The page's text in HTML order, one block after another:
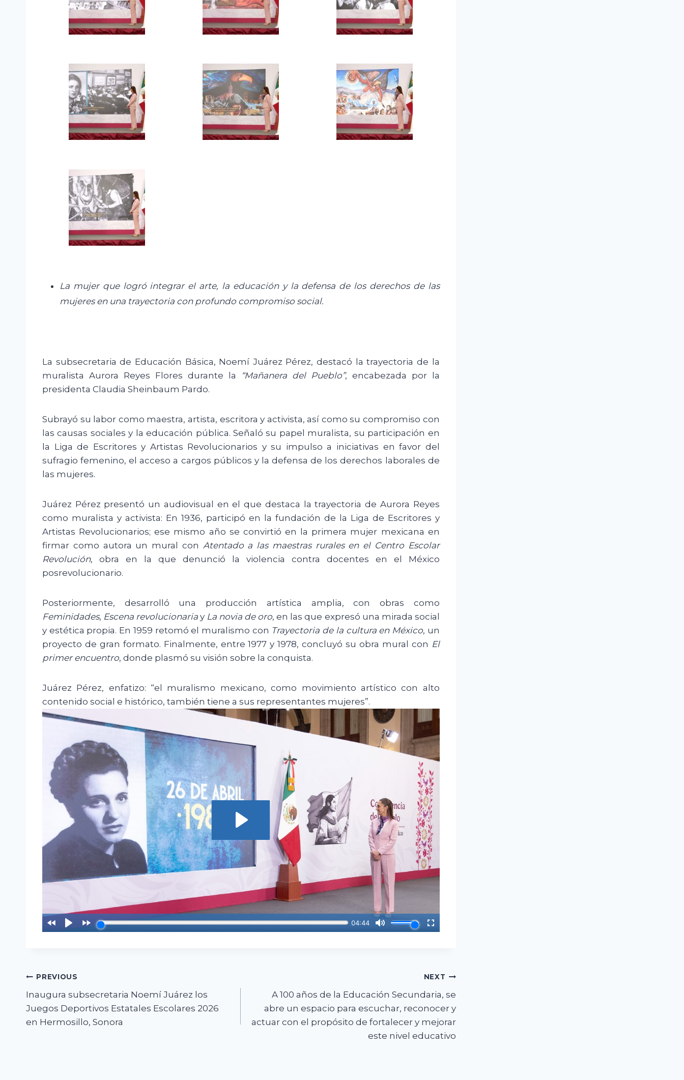
La mujer que logró integrar el arte, la educación y la defensa de los derechos de las
mujeres en una trayectoria con profundo compromiso social.
La subsecretaria de Educación Básica, Noemí Juárez Pérez, destacó la trayectoria de la
muralista Aurora Reyes Flores durante la
“Mañanera del Pueblo”, encabezada por la
presidenta Claudia Sheinbaum Pardo.
Subrayó su labor como maestra, artista, escritora y activista, así como su compromiso con
las causas sociales y la educación pública. Señaló su papel muralista, su participación en
la Liga de Escritores y Artistas Revolucionarios y su impulso a iniciativas en favor del
sufragio femenino, el acceso a cargos públicos y la defensa de los derechos laborales de
las mujeres.
Juárez Pérez presentó un audiovisual en el que destaca la trayectoria de Aurora Reyes
como muralista y activista: En 1936, participó en la fundación de la Liga de Escritores y
Artistas Revolucionarios; ese mismo año se convirtió en la primera mujer mexicana en
firmar como autora un mural con Atentado a las maestras rurales en el Centro Escolar
Revolución, obra en la que denunció la violencia contra docentes en el México
posrevolucionario.
Posteriormente, desarrolló una producción artística amplia, con obras como
Feminidades, Escena revolucionaria y La novia de oro, en las que expresó una mirada social
y estética propia. En 1959 retomó el muralismo con Trayectoria de la cultura en México, un
proyecto de gran formato. Finalmente, entre 1977 y 1978, concluyó su obra mural con El
primer encuentro, donde plasmó su visión sobre la conquista.
Juárez Pérez, enfatizo: “el muralismo mexicano, como movimiento artístico con alto
contenido social e histórico, también tiene a sus representantes mujeres”.
Navegación
de
entradas
PREVIOUS
Inaugura subsecretaria Noemí Juárez los
Juegos Deportivos Estatales Escolares 2026
en Hermosillo, Sonora
NEXT
A 100 años de la Educación Secundaria, se
abre un espacio para escuchar, reconocer y
actuar con el propósito de fortalecer y mejorar
este nivel educativo